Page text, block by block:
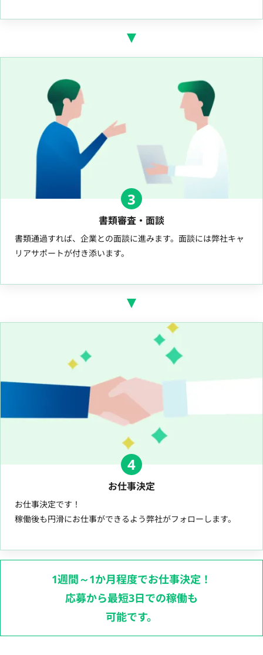
3
書類審査・面談
書類通過すれば、企業との面談に進みます。面談には弊社キャ
リアサポートが付き添います。
4
お仕事決定
お仕事決定です！
稼働後も円滑にお仕事ができるよう弊社がフォローします。
1週間～1か月程度でお仕事決定！
応募から最短3日での稼働も
可能です。